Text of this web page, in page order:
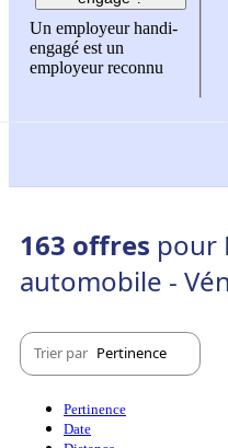
Un employeur handi-
engagé est un
employeur reconnu
163 offres pour
automobile -
Trier par Pertinence
Pertinence
Date